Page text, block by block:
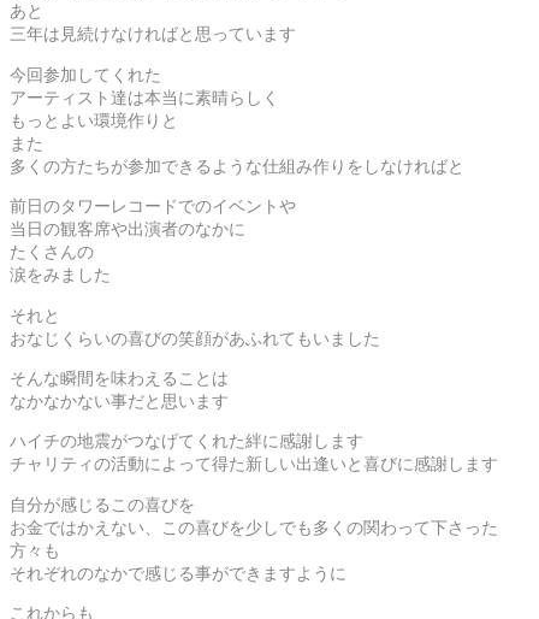
あと
三年は見続けなければと思っています
今回参加してくれた
アーティスト達は本当に素晴らしく
もっとよい環境作りと
また
多くの方たちが参加できるような仕組み作りをしなければと
前日のタワーレコードでのイベントや
当日の観客席や出演者のなかに
たくさんの
涙をみました
それと
おなじくらいの喜びの笑顔があふれてもいました
そんな瞬間を味わえることは
なかなかない事だと思います
ハイチの地震がつなげてくれた絆に感謝します
チャリティの活動によって得た新しい出逢いと喜びに感謝します
自分が感じるこの喜びを
お金ではかえない、この喜びを少しでも多くの関わって下さった
方々も
それぞれのなかで感じる事ができますように
これからも